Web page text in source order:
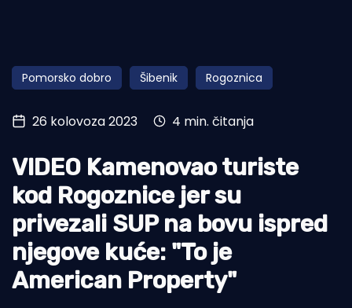
Obala
Otoci
Turizam i nautika
Pomorstvo
Ribolov
Ekologija
Tradicija i kultura
Pomorsko dobro Šibenik Rogoznica
26 kolovoza 2023 4 min. čitanja
VIDEO Kamenovao turiste
kod Rogoznice jer su
privezali SUP na bovu ispred
njegove kuće: "To je
American Property"